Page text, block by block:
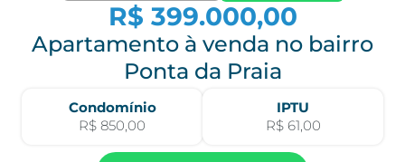
R$ 399.000,00
Apartamento à venda no bairro
Ponta da Praia
Condomínio
R$ 850,00
IPTU
R$ 61,00